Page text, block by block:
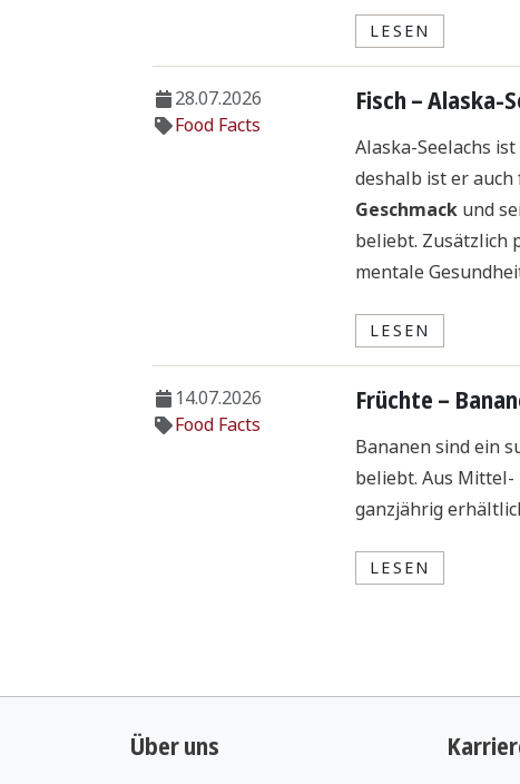
LESEN
28.07.2026
Food Facts
Fisch – Alaska-
Alaska-Seelachs
deshalb ist er
Geschmack und
beliebt. Zusätzlich
mentale
LESEN
14.07.2026
Food Facts
Früchte –
Bananen sind ein
beliebt. Aus Mittel-
ganzjährig
LESEN
als
scharf-würzige
ätherischen
Über uns